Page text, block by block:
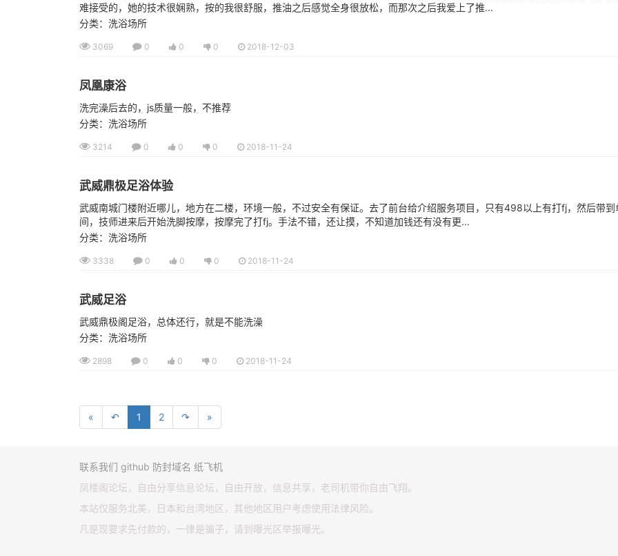
难接受的，她的技术很娴熟，按的我很舒服，推油之后感觉全身很放松，而那次之后我爱上了推...
分类：洗浴场所
3069 0 0 0 2018-12-03
凤凰康浴
洗完澡后去的，js质量一般，不推荐
分类：洗浴场所
3214 0 0 0 2018-11-24
武威鼎极足浴体验
武威南城门楼附近哪儿，地方在二楼，环境一般，不过安全有保证。去了前台给介绍服务项目，只有498以上有打fj，然后带到
间，技师进来后开始洗脚按摩，按摩完了打fj。手法不错，还让摸，不知道加钱还有没有更...
分类：洗浴场所
3338 0 0 0 2018-11-24
武威足浴
武威鼎极阁足浴，总体还行，就是不能洗澡
分类：洗浴场所
2898 0 0 0 2018-11-24
« ↶ 1 2 ↷ »
联系我们 github 防封域名 纸飞机
凤楼阁论坛，自由分享信息论坛，自由开放，信息共享，老司机带你自由飞翔。
本站仅服务北美，日本和台湾地区，其他地区用户考虑使用法律风险。
凡是现要求先付款的，一律是骗子，请到曝光区举报曝光。